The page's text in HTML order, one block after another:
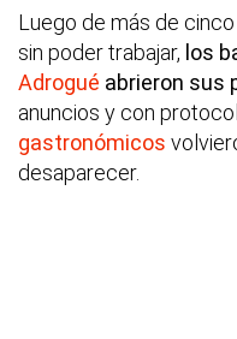
Luego de más de
sin poder trabajar, los
Adrogué abrieron sus
anuncios y con
gastronómicos
desaparecer.